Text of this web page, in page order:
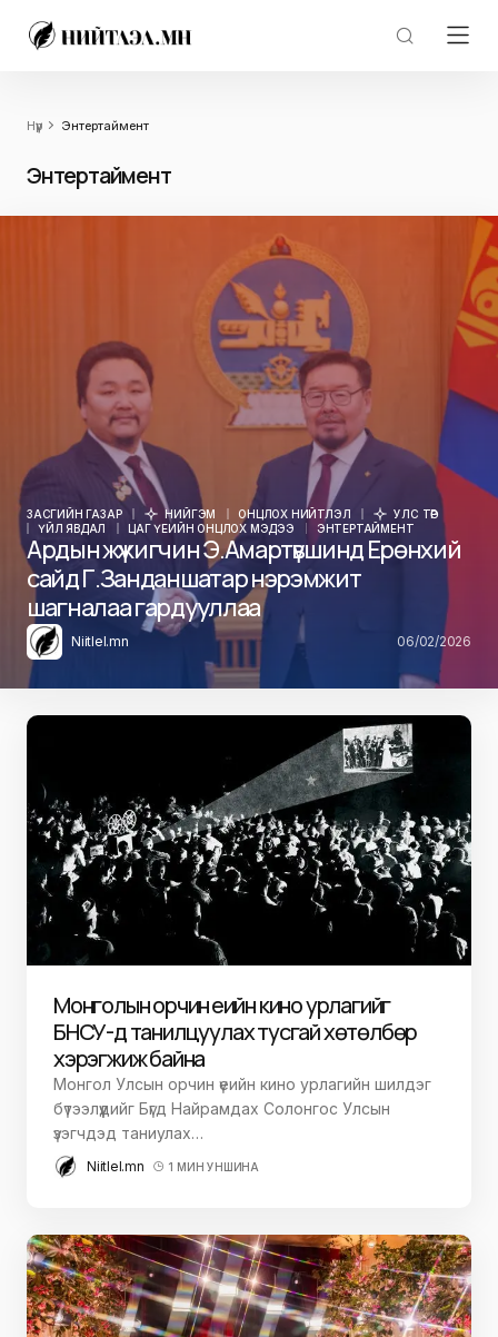
Нүүр Энтертаймент
Энтертаймент
ЗАСГИЙН ГАЗАР НИЙГЭМ ОНЦЛОХ НИЙТЛЭЛ
УЛС ТӨР
ҮЙЛ ЯВДАЛ
ЦАГ ҮЕИЙН ОНЦЛОХ МЭДЭЭ ЭНТЕРТАЙМЕНТ
Ардын жүжигчин Э.Амартүвшинд Ерөнхий
сайд Г.Занданшатар нэрэмжит
шагналаа гардууллаа
Niitlel.mn 06/02/2026
Монголын орчин үеийн кино урлагийг
БНСУ-д танилцуулах тусгай хөтөлбөр
хэрэгжиж байна
Монгол Улсын орчин үеийн кино урлагийн шилдэг
бүтээлүүдийг Бүгд Найрамдах Солонгос Улсын
үзэгчдэд таниулах…
Niitlel.mn 1 МИН УНШИНА